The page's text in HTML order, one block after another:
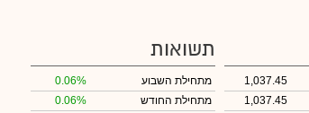
1,037.45
1,037.45
תשואות
מתחילת השבוע
0.06%
מתחילת החודש
0.06%